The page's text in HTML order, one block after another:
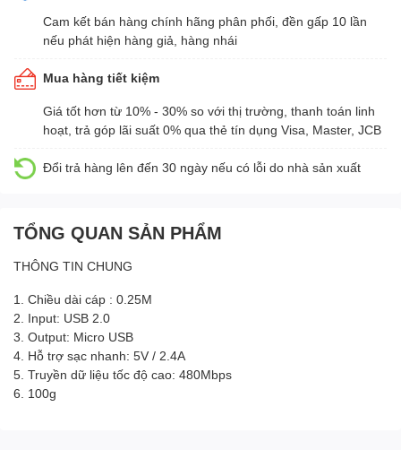
Cam kết bán hàng chính hãng phân phối, đền gấp 10 lần
nếu phát hiện hàng giả, hàng nhái
Mua hàng tiết kiệm
Giá tốt hơn từ 10% - 30% so với thị trường, thanh toán linh
hoạt, trả góp lãi suất 0% qua thẻ tín dụng Visa, Master, JCB
Đổi trả hàng lên đến 30 ngày nếu có lỗi do nhà sản xuất
TỔNG QUAN SẢN PHẨM
THÔNG TIN CHUNG
1. Chiều dài cáp : 0.25M
2. Input: USB 2.0
3. Output: Micro USB
4. Hỗ trợ sạc nhanh: 5V / 2.4A
5. Truyền dữ liệu tốc độ cao: 480Mbps
6. 100g